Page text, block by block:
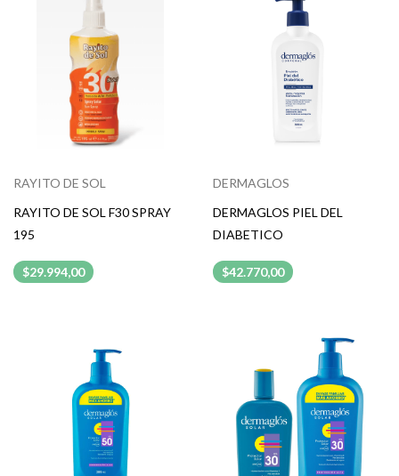
RAYITO DE SOL
RAYITO DE SOL F30 SPRAY
195
$29.994,00
DERMAGLOS
DERMAGLOS PIEL DEL
DIABETICO
$42.770,00